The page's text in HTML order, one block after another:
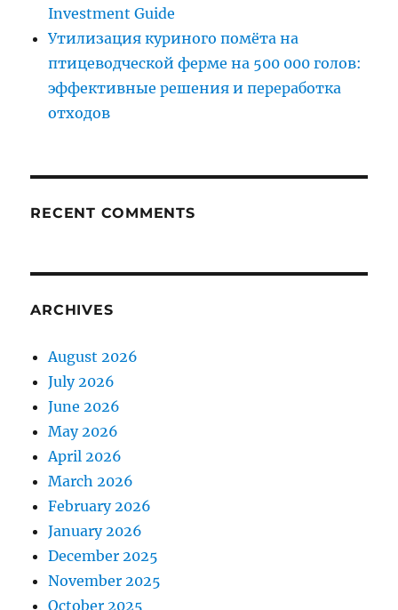
Investment Guide
Утилизация куриного помёта на
птицеводческой ферме на 500 000 голов:
эффективные решения и переработка
отходов
RECENT COMMENTS
ARCHIVES
August 2026
July 2026
June 2026
May 2026
April 2026
March 2026
February 2026
January 2026
December 2025
November 2025
October 2025